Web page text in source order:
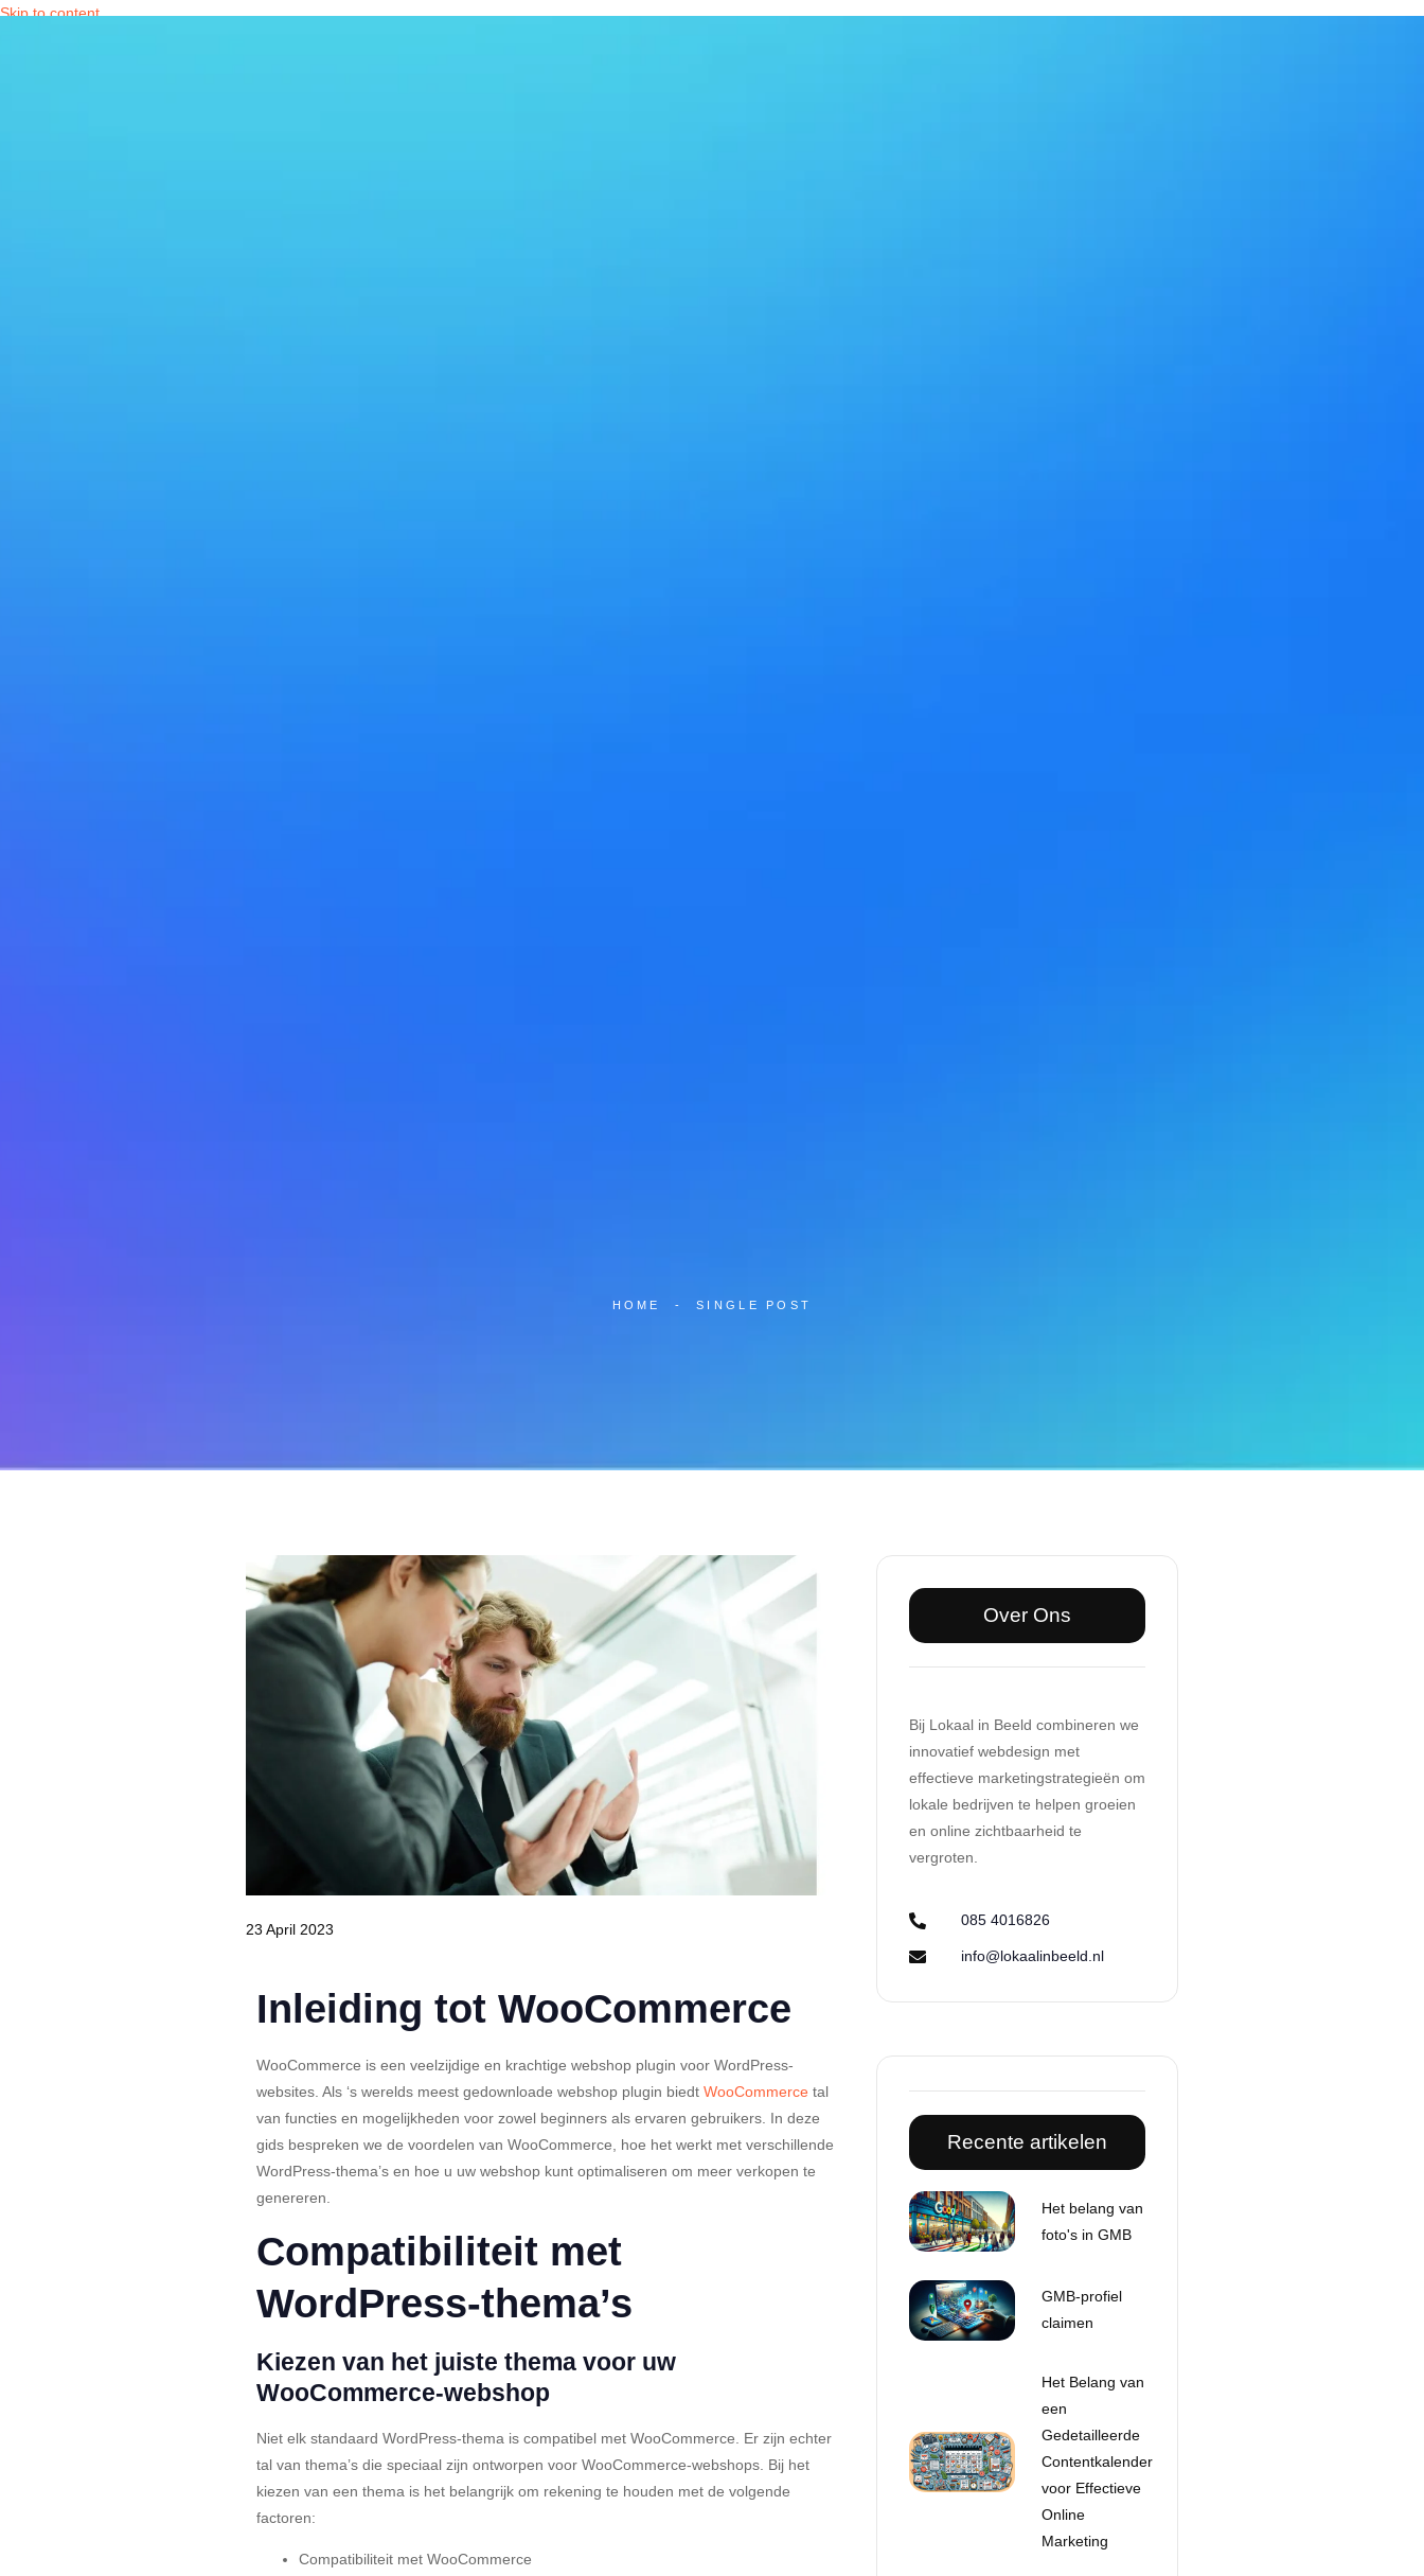
Skip to content
HOME - SINGLE POST
23 April 2023
Inleiding tot WooCommerce
WooCommerce is een veelzijdige en krachtige webshop plugin voor WordPress-
websites. Als ‘s werelds meest gedownloade webshop plugin biedt WooCommerce tal
van functies en mogelijkheden voor zowel beginners als ervaren gebruikers. In deze
gids bespreken we de voordelen van WooCommerce, hoe het werkt met verschillende
WordPress-thema’s en hoe u uw webshop kunt optimaliseren om meer verkopen te
genereren.
Compatibiliteit met
WordPress-thema’s
Kiezen van het juiste thema voor uw
WooCommerce-webshop
Niet elk standaard WordPress-thema is compatibel met WooCommerce. Er zijn echter
tal van thema’s die speciaal zijn ontworpen voor WooCommerce-webshops. Bij het
kiezen van een thema is het belangrijk om rekening te houden met de volgende
factoren:
Compatibiliteit met WooCommerce
Over Ons
Bij Lokaal in Beeld combineren we
innovatief webdesign met
effectieve marketingstrategieën om
lokale bedrijven te helpen groeien
en online zichtbaarheid te
vergroten.
085 4016826
info@lokaalinbeeld.nl
Recente artikelen
Het belang van
foto's in GMB
GMB-profiel
claimen
Het Belang van
een
Gedetailleerde
Contentkalender
voor Effectieve
Online
Marketing